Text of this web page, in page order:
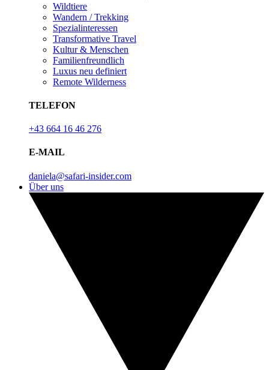
Wildtiere
Wandern / Trekking
Spezialinteressen
Transformative Travel
Kultur & Menschen
Familienfreundlich
Luxus neu definiert
Remote Wilderness
TELEFON
+43 664 16 46 276
E-MAIL
daniela@safari-insider.com
Über uns